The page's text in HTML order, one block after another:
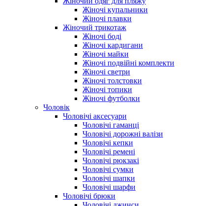
Жіночі купальники
Жіночі плавки
Жіночий трикотаж
Жіночі боді
Жіночі кардигани
Жіночі майки
Жіночі подвійні комплекти
Жіночі светри
Жіночі толстовки
Жіночі топики
Жіночі футболки
Чоловік
Чоловічі аксесуари
Чоловічі гаманці
Чоловічі дорожні валізи
Чоловічі кепки
Чоловічі ремені
Чоловічі рюкзакі
Чоловічі сумки
Чоловічі шапки
Чоловічі шарфи
Чоловічі брюки